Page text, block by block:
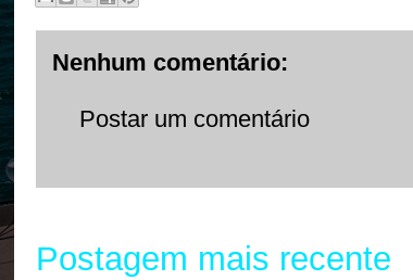
Nenhum comentário:
Postar um comentário
Postagem mais recente